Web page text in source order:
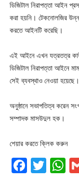
ডিজিটাল নিরাপত্তা আইন
করা হয়নি। টেকনোলজির
করতে আইনটি করেছি।
এই আইনে এখন যত্রতত্র
ডিজিটাল নিরাপত্তা আইনে
সেই ব্যবস্থাও নেওয়া হয়েছে।
অনুষ্ঠানে সভাপতিত্ব করেন
সম্পাদক মাসউদুল হক।
শেয়ার করতে ক্লিক করুন